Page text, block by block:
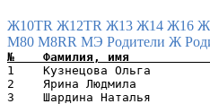
Ж10TR Ж12TR Ж13 Ж14 Ж16
М80 М8RR МЭ Родители Ж
1    Кузнецова Ольга
2    Ярина Людмила
3    Шардина Наталья